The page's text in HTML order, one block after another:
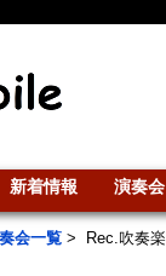
新着情報 演奏
会一覧 > Rec.吹奏